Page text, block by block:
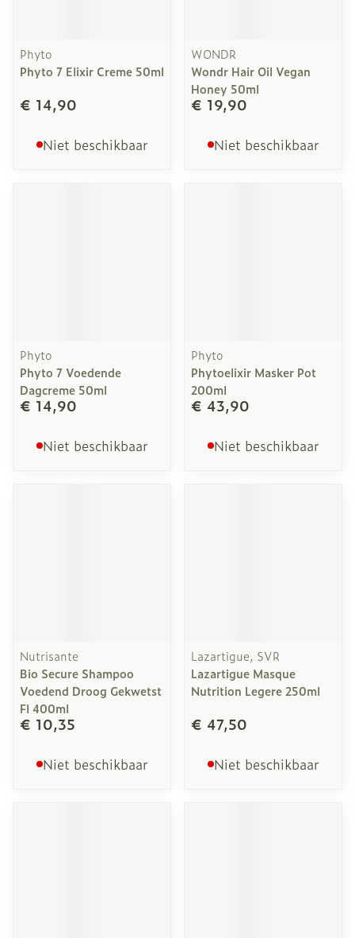
Phyto
Phyto 7 Elixir Creme 50ml
€ 14,90
Niet beschikbaar
WONDR
Wondr Hair Oil Vegan
Honey 50ml
€ 19,90
Niet beschikbaar
Phyto
Phyto 7 Voedende
Dagcreme 50ml
€ 14,90
Niet beschikbaar
Phyto
Phytoelixir Masker Pot
200ml
€ 43,90
Niet beschikbaar
Nutrisante
Bio Secure Shampoo
Voedend Droog Gekwetst
Fl 400ml
€ 10,35
Niet beschikbaar
Lazartigue, SVR
Lazartigue Masque
Nutrition Legere 250ml
€ 47,50
Niet beschikbaar